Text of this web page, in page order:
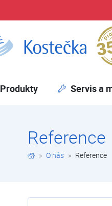
Produkty Servis a
Reference
O nás Reference